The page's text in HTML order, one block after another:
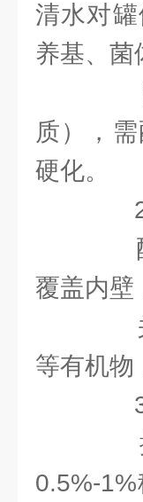
清水对
养基、菌
注
质），
硬化。
2.
配
覆盖内壁
关
等有机物
3.
排
0.5%-